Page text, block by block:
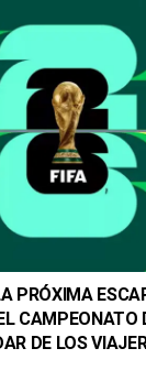
PRÓXIMA
CAMPEONATO
DE LOS